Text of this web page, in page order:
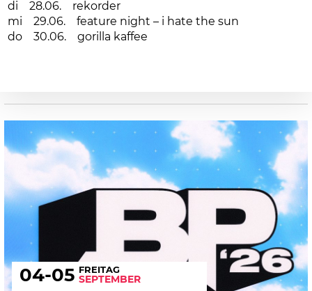
di 28.06. rekorder
mi 29.06. feature night – i hate the sun
do 30.06. gorilla kaffee
04-05 FREITAG
SEPTEMBER